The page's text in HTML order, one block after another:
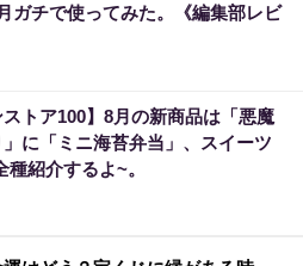
ガチで使ってみた。《編集部レビ
ストア100】8月の新商品は「悪魔
に「ミニ海苔弁当」、スイーツ
種紹介するよ~。